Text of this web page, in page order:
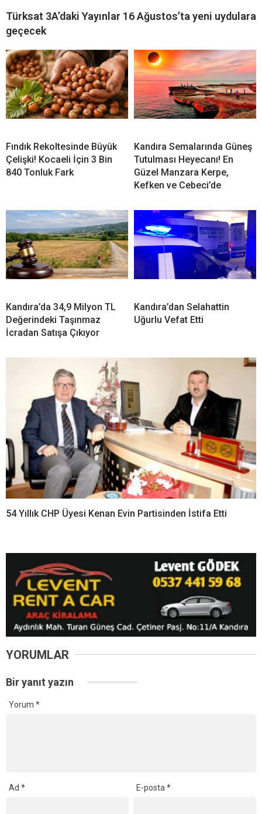
Türksat 3A’daki Yayınlar 16 Ağustos’ta yeni uydulara
geçecek
Fındık Rekoltesinde Büyük
Çelişki! Kocaeli İçin 3 Bin
840 Tonluk Fark
Kandıra Semalarında Güneş
Tutulması Heyecanı! En
Güzel Manzara Kerpe,
Kefken ve Cebeci’de
Kandıra’da 34,9 Milyon TL
Değerindeki Taşınmaz
İcradan Satışa Çıkıyor
Kandıra’dan Selahattin
Uğurlu Vefat Etti
54 Yıllık CHP Üyesi Kenan Evin Partisinden İstifa Etti
YORUMLAR
Bir yanıt yazın
Yorum *
Ad * E-posta*